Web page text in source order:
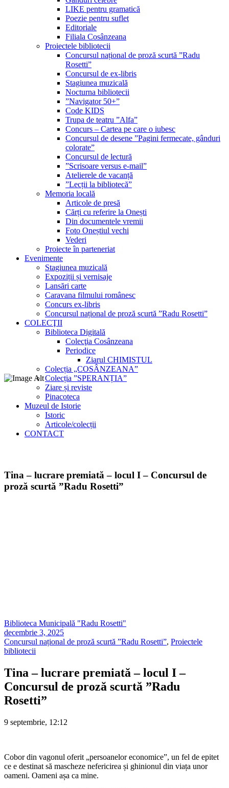
LIKE pentru gramatică
Poezie pentru suflet
Editoriale
Filiala Cosânzeana
Proiectele bibliotecii
Concursul național de proză scurtă ”Radu
Rosetti”
Concursul de ex-libris
Stagiunea muzicală
Nocturna bibliotecii
”Navigator 50+”
Code KIDS
Trupa de teatru ”Alfa”
Concurs – Cartea pe care o iubesc
Concursul de desene ”Pagini fermecate, gânduri
colorate”
Concursul de lectură
”Scrisoare versus e-mail”
Atelierele de vacanță
”Lecții la bibliotecă”
Memoria locală
Articole de presă
Cărți cu referire la Onești
Din documentele vremii
Foto Oneștiul vechi
Vederi
Proiecte în parteneriat
Evenimente
Stagiunea muzicală
Expoziții și vernisaje
Lansări carte
Caravana filmului românesc
Concurs ex-libris
Concursul național de proză scurtă ”Radu Rosetti”
COLECŢII
Biblioteca Digitală
Colecţia Cosânzeana
Periodice
Ziarul CHIMISTUL
Colecția „COSÂNZEANA”
Colecția ”SPERANȚIA”
Ziare și reviste
Pinacoteca
Muzeul de Istorie
Istoric
Articole/colecții
CONTACT
Tina – lucrare premiată – locul I – Concursul de
proză scurtă ”Radu Rosetti”
Biblioteca Municipală "Radu Rosetti"
decembrie 3, 2025
Concursul național de proză scurtă ”Radu Rosetti”, Proiectele
bibliotecii
Tina – lucrare premiată – locul I –
Concursul de proză scurtă ”Radu
Rosetti”
9 septembrie, 12:12
Cobor din vagonul oferit „persoanelor economice”, un fel de epitet
ce e destinat să mascheze nefericirea și ghinionul din viața unor
oameni. Oameni așa ca mine.